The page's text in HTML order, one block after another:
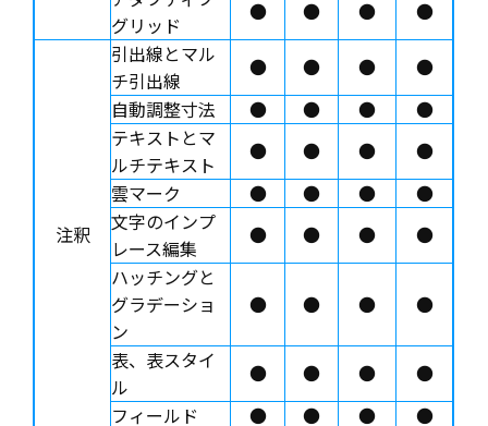
グリッド
● ● ● ●
注釈
引出線とマル
チ引出線
● ● ●
●
自動調整寸法
● ● ●
●
テキストとマ
ルチテキスト
● ● ●
●
雲マーク
● ● ●
●
文字のインプ
レース編集
● ● ●
●
ハッチングと
グラデーショ
ン
● ● ● ●
表、表スタイ
ル
● ● ●
●
フィールド
● ● ● ●